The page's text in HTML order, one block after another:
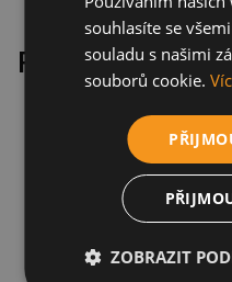
Podobné
souhlasíte se
souladu s našimi
souborů cookie.
ZOBRAZIT